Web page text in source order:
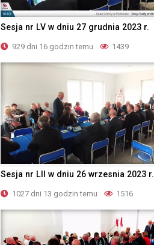
Sesja nr LV w dniu 27 grudnia 2023 r.
929 dni 16 godzin temu 1439
Sesja nr LII w dniu 26 wrzesnia 2023 r.
1027 dni 13 godzin temu 1516